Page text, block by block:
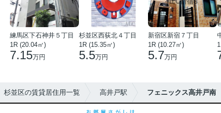
練馬区下石神井５丁目
1R (20.04㎡)
7.15万円
杉並区西荻北４丁目
1R (15.35㎡)
5.5万円
新宿区新宿７丁目
1R (10.27㎡)
5.7万円
杉並区の賃貸居住用一覧 高井戸駅 フェニックス高井戸南